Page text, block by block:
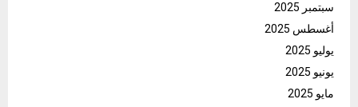
سبتمبر 2025
أغسطس 2025
يوليو 2025
يونيو 2025
مايو 2025